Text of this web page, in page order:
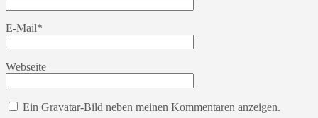
E-Mail*
Webseite
EinGravatar-Bild neben meinen Kommentaren anzeigen.